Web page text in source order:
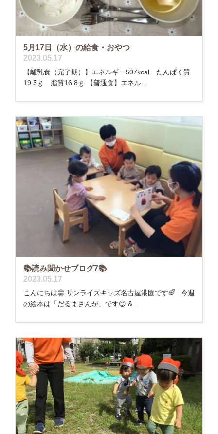
5月17日（水）の給食・おやつ
2023.05.17
【離乳食（完了期）】エネルギー507kcal たんぱく質
19.5ｇ 脂質16.8ｇ 【普通食】エネル...
📚読み聞かせブログ7📚
2023.05.17
こんにちは🤗 サンライズキッズ名古屋港園です🌈 今週
の絵本は「だるまさんが」です😊 &...